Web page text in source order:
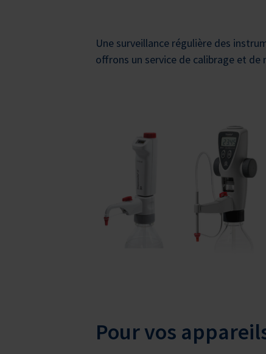
Une surveillance régulière des
offrons un service de calibrage et de
Pour vos